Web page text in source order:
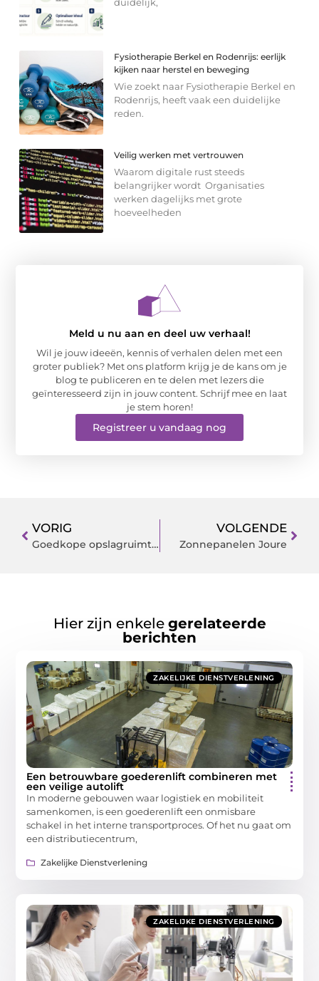
Fysiotherapie Berkel en Rodenrijs: eerlijk
kijken naar herstel en beweging
Wie zoekt naar Fysiotherapie Berkel en
Rodenrijs, heeft vaak een duidelijke
reden.
Veilig werken met vertrouwen
Waarom digitale rust steeds
belangrijker wordt Organisaties
werken dagelijks met grote
hoeveelheden
Meld u nu aan en deel uw verhaal!
Wil je jouw ideeën, kennis of verhalen delen met een
groter publiek? Met ons platform krijg je de kans om je
blog te publiceren en te delen met lezers die
geïnteresseerd zijn in jouw content. Schrijf mee en laat
je stem horen!
Registreer u vandaag nog
VORIG
Goedkope opslagruimte in Zoetermeer bij Opslagman
VOLGENDE
Zonnepanelen Joure
Hier zijn enkele gerelateerde
berichten
ZAKELIJKE DIENSTVERLENING
Een betrouwbare goederenlift combineren met
een veilige autolift
In moderne gebouwen waar logistiek en mobiliteit
samenkomen, is een goederenlift een onmisbare
schakel in het interne transportproces. Of het nu gaat om
een distributiecentrum,
Zakelijke Dienstverlening
ZAKELIJKE DIENSTVERLENING